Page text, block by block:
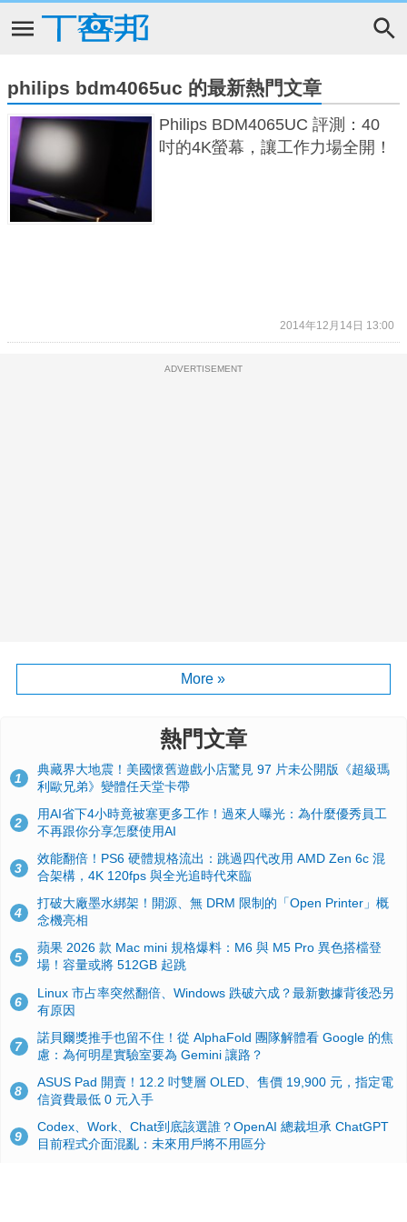
philips bdm4065uc 的最新熱門文章
Philips BDM4065UC 評測：40
吋的4K螢幕，讓工作力場全開！
2014年12月14日 13:00
ADVERTISEMENT
More »
熱門文章
1
典藏界大地震！美國懷舊遊戲小店驚見 97 片未公開版《超級瑪
利歐兄弟》變體任天堂卡帶
2
用AI省下4小時竟被塞更多工作！過來人曝光：為什麼優秀員工
不再跟你分享怎麼使用AI
3
效能翻倍！PS6 硬體規格流出：跳過四代改用 AMD Zen 6c 混
合架構，4K 120fps 與全光追時代來臨
4
打破大廠墨水綁架！開源、無 DRM 限制的「Open Printer」概
念機亮相
5
蘋果 2026 款 Mac mini 規格爆料：M6 與 M5 Pro 異色搭檔登
場！容量或將 512GB 起跳
6
Linux 市占率突然翻倍、Windows 跌破六成？最新數據背後恐另
有原因
7
諾貝爾獎推手也留不住！從 AlphaFold 團隊解體看 Google 的焦
慮：為何明星實驗室要為 Gemini 讓路？
8
ASUS Pad 開賣！12.2 吋雙層 OLED、售價 19,900 元，指定電
信資費最低 0 元入手
9
Codex、Work、Chat到底該選誰？OpenAI 總裁坦承 ChatGPT
目前程式介面混亂：未來用戶將不用區分